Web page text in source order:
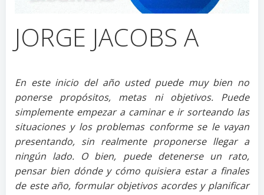
JORGE JACOBS A
En este inicio del año usted puede muy bien no
ponerse propósitos, metas ni objetivos. Puede
simplemente empezar a caminar e ir sorteando las
situaciones y los problemas conforme se le vayan
presentando, sin realmente proponerse llegar a
ningún lado. O bien, puede detenerse un rato,
pensar bien dónde y cómo quisiera estar a finales
de este año, formular objetivos acordes y planificar